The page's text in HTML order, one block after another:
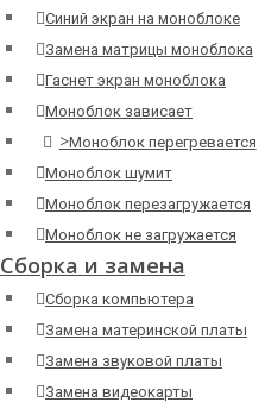
Синий экран на моноблоке
Замена матрицы моноблока
Гаснет экран моноблока
Моноблок зависает
>Моноблок перегревается
Моноблок шумит
Моноблок перезагружается
Моноблок не загружается
Сборка и замена
Сборка компьютера
Замена материнской платы
Замена звуковой платы
Замена видеокарты